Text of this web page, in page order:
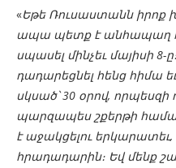
«Եթե Ռուսաստանն իրոք
ապա պետք է անհապաղ
սպասել մինչեւ մայիսի
դադարեցնել հենց հիմա
սկսած՝ 30 օրով, որպեսզի
պարզապես շքերթի
է աջակցելու
հրադադարին։ Եվ մենք